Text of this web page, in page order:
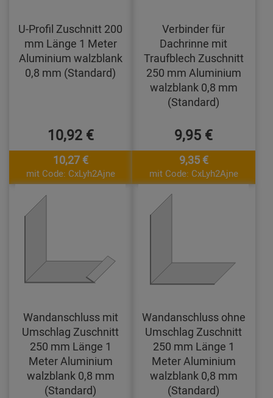
U-Profil Zuschnitt 200
mm Länge 1 Meter
Aluminium walzblank
0,8 mm (Standard)
10,92 €
10,27 €
mit Code: CxLyh2Ajne
Verbinder für
Dachrinne mit
Traufblech Zuschnitt
250 mm Aluminium
walzblank 0,8 mm
(Standard)
9,95 €
9,35 €
mit Code: CxLyh2Ajne
Wandanschluss mit
Umschlag Zuschnitt
250 mm Länge 1
Meter Aluminium
walzblank 0,8 mm
(Standard)
Wandanschluss ohne
Umschlag Zuschnitt
250 mm Länge 1
Meter Aluminium
walzblank 0,8 mm
(Standard)